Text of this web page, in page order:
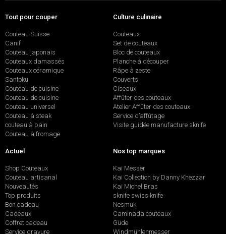
Tout pour couper
Couteau Suisse
Canif
Couteau japonais
Couteaux damassés
Couteaux céramique
Santoku
Couteau de cuisine
Couteau de cuisine
Couteau universel
Couteau à steak
couteau à pain
Couteau à fromage
Culture culinaire
Couteaux
Set de couteaux
Bloc de couteaux
Planche à découper
Râpe à zeste
Couverts
Ciseaux
Affûter des couteaux
Atelier Affûter des couteaux
Service d’affûtage
Visite guidée manufacture sknife
Actuel
Shop Couteaux
Couteau artisanal
Nouveautés
Top produits
Bon cadeau
Cadeaux
Coffret cadeau
Service gravure
Nos top marques
Kai Messer
Kai Collection by Danny Khezzar
Kai Michel Bras
sknife swiss knife
Nesmuk
Caminada couteaux
Güde
Windmühlenmesser